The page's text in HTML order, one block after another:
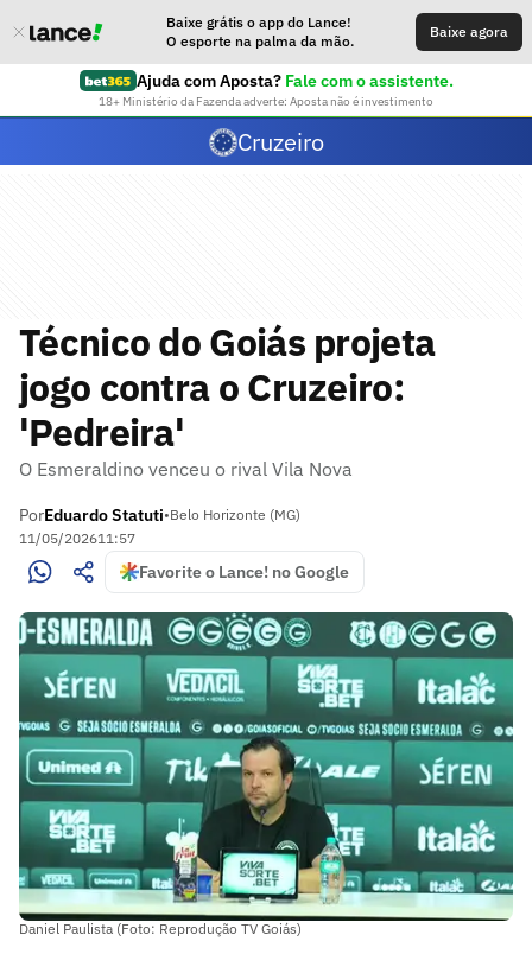
Baixe grátis o app do Lance!
O esporte na palma da mão.
Baixe agora
Ajuda com Aposta? Fale com o assistente.
18+ Ministério da Fazenda adverte: Aposta não é investimento
Cruzeiro
Técnico do Goiás projeta
jogo contra o Cruzeiro:
'Pedreira'
O Esmeraldino venceu o rival Vila Nova
PorEduardo Statuti•Belo Horizonte (MG)
11/05/202611:57
Favorite o Lance! no Google
Daniel Paulista (Foto: Reprodução TV Goiás)